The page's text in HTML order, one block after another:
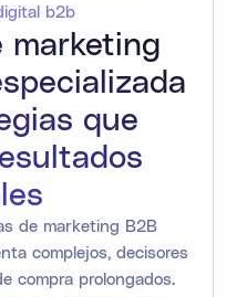
b2b
marketing
que
de marketing B2B
complejos, decisores
compra prolongados.